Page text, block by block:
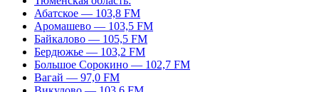
Абатское — 103,8 FM
Аромашево — 103,5 FM
Байкалово — 105,5 FM
Бердюжье — 103,2 FM
Большое Сорокино — 102,7 FM
Вагай — 97,0 FM